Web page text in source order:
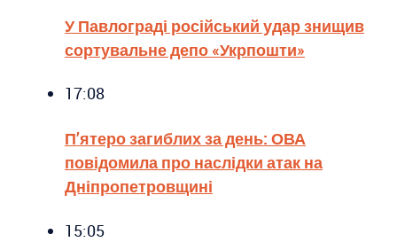
У Павлограді російський удар знищив
сортувальне депо «Укрпошти»
17:08
П’ятеро загиблих за день: ОВА
повідомила про наслідки атак на
Дніпропетровщині
15:05